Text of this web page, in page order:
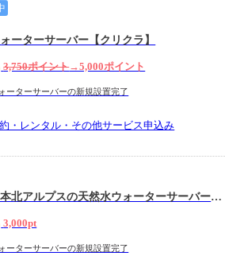
ーターサーバー【クリクラ】
3,750ポイント→5,000ポイント
ーターサーバーの新規設置完了
・レンタル・その他サービス申込み
日本北アルプスの天然水ウォーターサーバー【信濃湧水】
3,000pt
ーターサーバーの新規設置完了